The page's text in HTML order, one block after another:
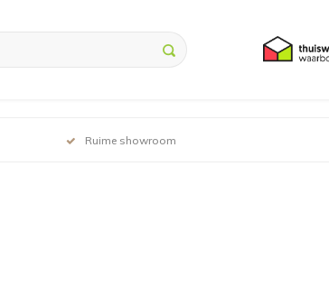
Ruime showroom